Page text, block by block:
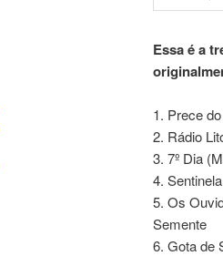
Essa é a
1. Prece
2. Rádio
3. 7º Dia
4.
5. Os
Semente
6. Gota de